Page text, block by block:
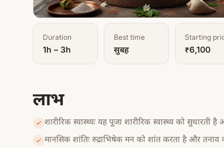
Duration
1h – 3h
Best time
सुबह
Starting
₹6,100
लाभ
शारीरिक स्वास्थ्यः यह पूजा शारीरिक स्वास्थ्य को सुधारती है
मानसिक शांतिः रुद्राभिषेक मन को शांत करता है और तनाव